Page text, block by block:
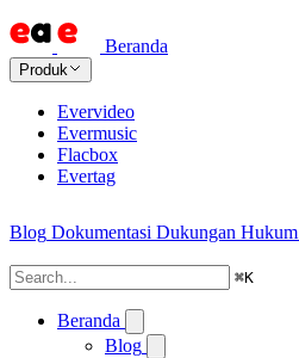
Beranda
Produk
Evervideo
Evermusic
Flacbox
Evertag
Blog Dokumentasi Dukungan Hukum
⌘K
Beranda
Blog